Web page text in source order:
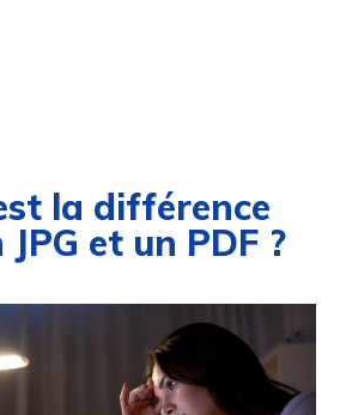
la différence
et un PDF ?